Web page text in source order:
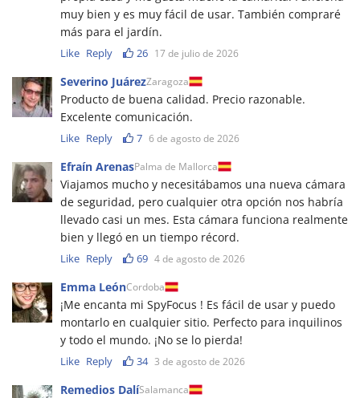
muy bien y es muy fácil de usar. También compraré
más para el jardín.
Like Reply 26 17 de julio de 2026
Severino JuárezZaragoza
Producto de buena calidad. Precio razonable.
Excelente comunicación.
Like Reply 7 6 de agosto de 2026
Efraín ArenasPalma de Mallorca
Viajamos mucho y necesitábamos una nueva cámara
de seguridad, pero cualquier otra opción nos habría
llevado casi un mes. Esta cámara funciona realmente
bien y llegó en un tiempo récord.
Like Reply 69 4 de agosto de 2026
Emma LeónCordoba
¡Me encanta mi SpyFocus ! Es fácil de usar y puedo
montarlo en cualquier sitio. Perfecto para inquilinos
y todo el mundo. ¡No se lo pierda!
Like Reply 34 3 de agosto de 2026
Remedios DalíSalamanca